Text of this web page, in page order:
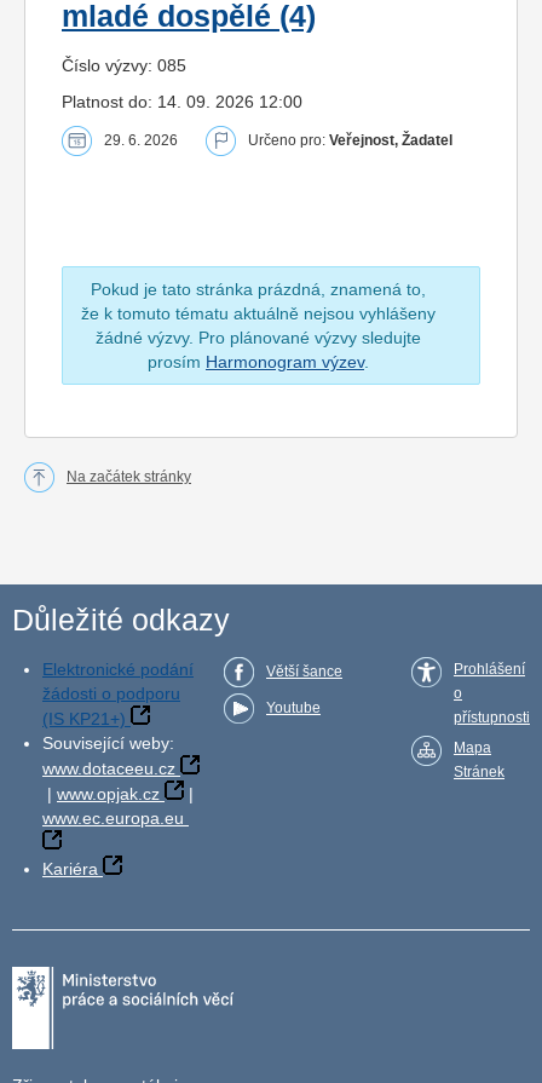
mladé dospělé (4)
Číslo výzvy: 085
Platnost do: 14. 09. 2026 12:00
29. 6. 2026 Určeno pro: Veřejnost, Žadatel
Pokud je tato stránka prázdná, znamená to,
že k tomuto tématu aktuálně nejsou vyhlášeny
žádné výzvy. Pro plánované výzvy sledujte
prosím Harmonogram výzev.
Na začátek stránky
Důležité odkazy
Elektronické podání
žádosti o podporu
(IS KP21+)
Související weby:
www.dotaceeu.cz
| www.opjak.cz
|
www.ec.europa.eu
Kariéra
Větší šance
Youtube
Prohlášení
o
přístupnosti
Mapa
Stránek